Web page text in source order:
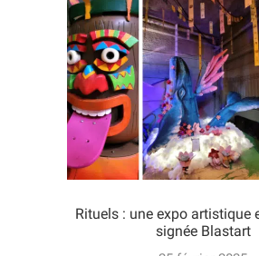
Rituels : une expo artistique
signée Blastart